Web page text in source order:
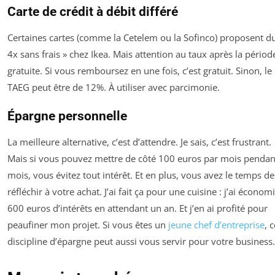
Carte de crédit à débit différé
Certaines cartes (comme la Cetelem ou la Sofinco) proposent
4x sans frais » chez Ikea. Mais attention au taux après la
gratuite. Si vous remboursez en une fois, c’est gratuit. Sinon, le
TAEG peut être de 12%. À utiliser avec parcimonie.
Épargne personnelle
La meilleure alternative, c’est d’attendre. Je sais, c’est frustrant.
Mais si vous pouvez mettre de côté 100 euros par mois
mois, vous évitez tout intérêt. Et en plus, vous avez le temps de
réfléchir à votre achat. J’ai fait ça pour une cuisine : j’ai
600 euros d’intérêts en attendant un an. Et j’en ai profité pour
peaufiner mon projet. Si vous êtes un jeune chef d’entreprise,
discipline d’épargne peut aussi vous servir pour votre business.